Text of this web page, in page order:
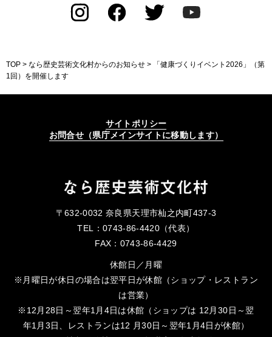
TOP > なら歴史芸術文化村からのお知らせ > 「健康づくりイベント2026」（第
1回）を開催します
サイトポリシー
お問合せ（県庁メインサイトに移動します）
〒632-0032 奈良県天理市杣之内町437-3
TEL：0743-86-4420（代表）
FAX：0743-86-4429
休館日／月曜
※月曜日が休日の場合は翌平日が休館（ショップ・レストラン
は営業）
※12月28日～翌年1月4日は休館（ショップは 12月30日～翌
年1月3日、レストランは12 月30日～翌年1月4日が休館）